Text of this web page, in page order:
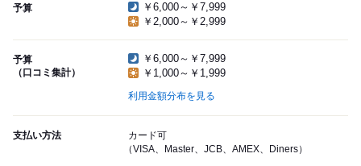
予算
￥6,000～￥7,999
￥2,000～￥2,999
予算
（口コミ集計）
￥6,000～￥7,999
￥1,000～￥1,999
利用金額分布を見る
支払い方法
カード可
（VISA、Master、JCB、AMEX、Diners）